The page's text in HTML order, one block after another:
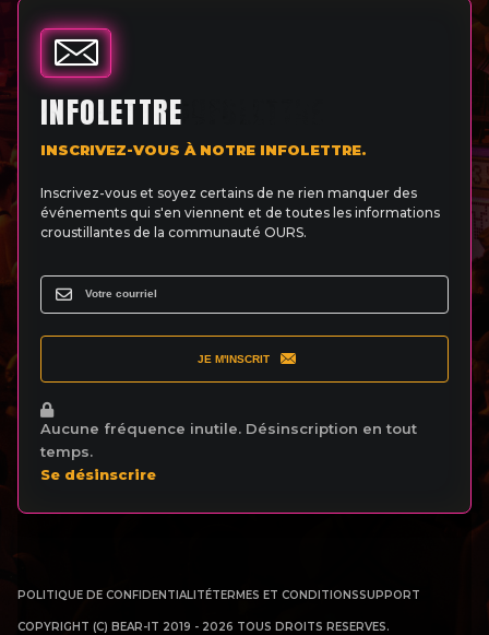
INFOLETTRE
INSCRIVEZ-VOUS À NOTRE INFOLETTRE.
Inscrivez-vous et soyez certains de ne rien manquer des
événements qui s'en viennent et de toutes les informations
croustillantes de la communauté OURS.
JE M'INSCRIT
Aucune fréquence inutile. Désinscription en tout
temps.
Se désinscrire
POLITIQUE DE CONFIDENTIALITÉTERMES ET CONDITIONSSUPPORT
COPYRIGHT (C) BEAR-IT 2019 - 2026 TOUS DROITS RESERVES.